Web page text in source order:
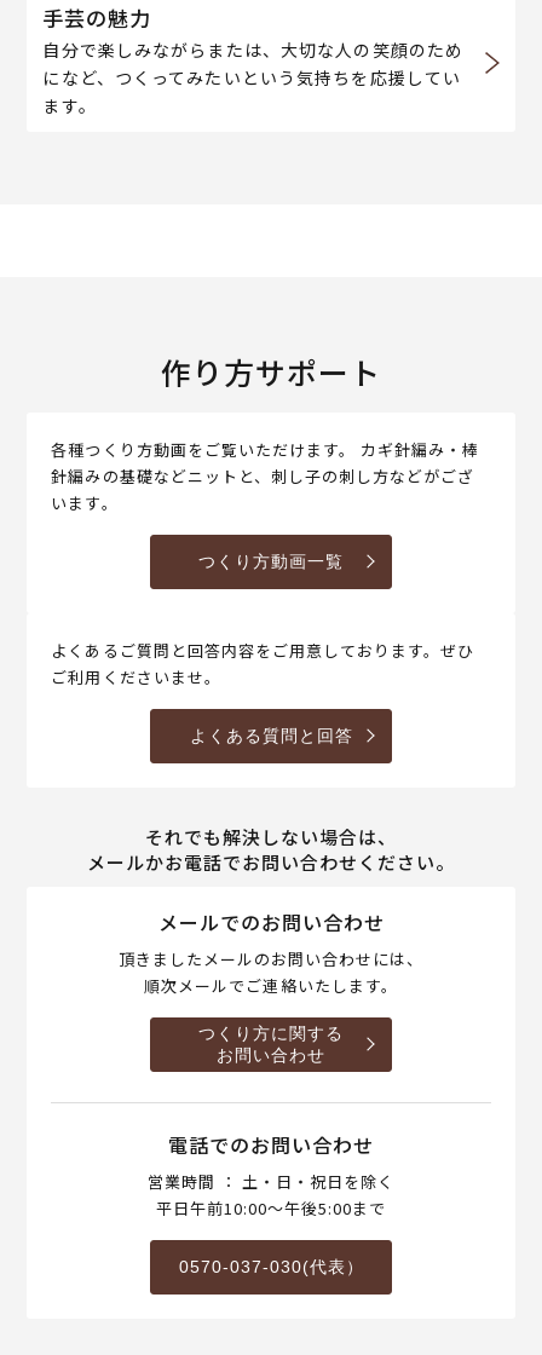
手芸の魅力
自分で楽しみながらまたは、大切な人の笑顔のため
になど、つくってみたいという気持ちを応援してい
ます。
作り方サポート
各種つくり方動画をご覧いただけます。 カギ針編み・棒
針編みの基礎などニットと、刺し子の刺し方などがござ
います。
つくり方動画一覧
よくあるご質問と回答内容をご用意しております。ぜひ
ご利用くださいませ。
よくある質問と回答
それでも解決しない場合は、
メールかお電話でお問い合わせください。
メールでのお問い合わせ
頂きましたメールのお問い合わせには、
順次メールでご連絡いたします。
つくり方に関する
お問い合わせ
電話でのお問い合わせ
営業時間 ： 土・日・祝日を除く
平日午前10:00～午後5:00まで
0570-037-030(代表）